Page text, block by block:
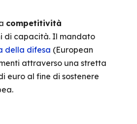
competitività
di capacità. Il mandato
della difesa (European
attraverso una stretta
euro al fine di sostenere